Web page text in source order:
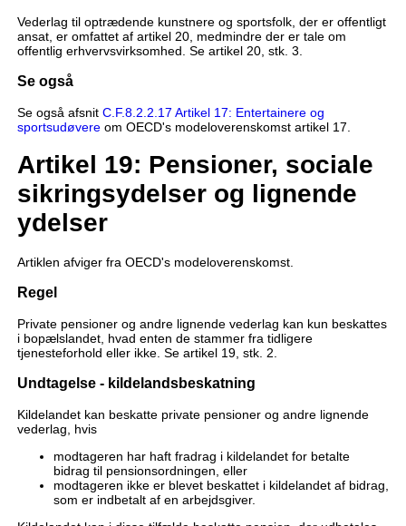
Vederlag til optrædende kunstnere og sportsfolk, der er offentligt
ansat, er omfattet af artikel 20, medmindre der er tale om
offentlig erhvervsvirksomhed. Se artikel 20, stk. 3.
Se også
Se også afsnit C.F.8.2.2.17 Artikel 17: Entertainere og
sportsudøvereom OECD's modeloverenskomst artikel 17.
Artikel 19: Pensioner, sociale
sikringsydelser og lignende
ydelser
Artiklen afviger fra OECD's modeloverenskomst.
Regel
Private pensioner og andre lignende vederlag kan kun beskattes
i bopælslandet, hvad enten de stammer fra tidligere
tjenesteforhold eller ikke. Se artikel 19, stk. 2.
Undtagelse - kildelandsbeskatning
Kildelandet kan beskatte private pensioner og andre lignende
vederlag, hvis
modtageren har haft fradrag i kildelandet for betalte
bidrag til pensionsordningen, eller
modtageren ikke er blevet beskattet i kildelandet af bidrag,
som er indbetalt af en arbejdsgiver.